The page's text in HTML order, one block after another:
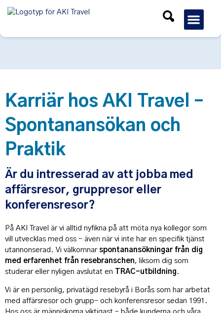
Karriär hos AKI Travel –
Spontanansökan och
Praktik
Är du intresserad av att jobba med
affärsresor, gruppresor eller
konferensresor?
På AKI Travel är vi alltid nyfikna på att möta nya kollegor som
vill utvecklas med oss – även när vi inte har en specifik tjänst
utannonserad. Vi välkomnar spontanansökningar från dig
med erfarenhet från resebranschen, liksom dig som
studerar eller nyligen avslutat en
TRAC-utbildning .
Vi är en personlig, privatägd resebyrå i Borås som har arbetat
med affärsresor och grupp- och konferensresor sedan 1991.